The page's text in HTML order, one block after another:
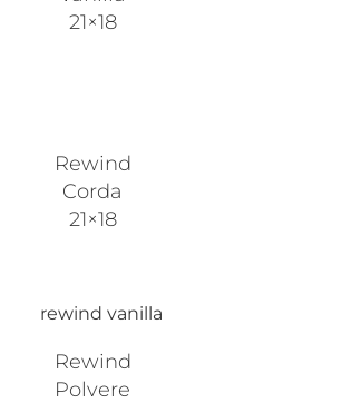
21×18
Rewind
Corda
21×18
Rewind
Polvere